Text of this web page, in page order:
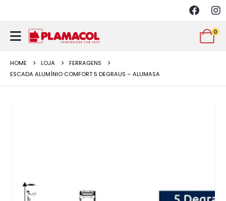
0
HOME LOJA
FERRAGENS
ESCADA ALUMÍNIO COMFORT 5 DEGRAUS – ALUMASA